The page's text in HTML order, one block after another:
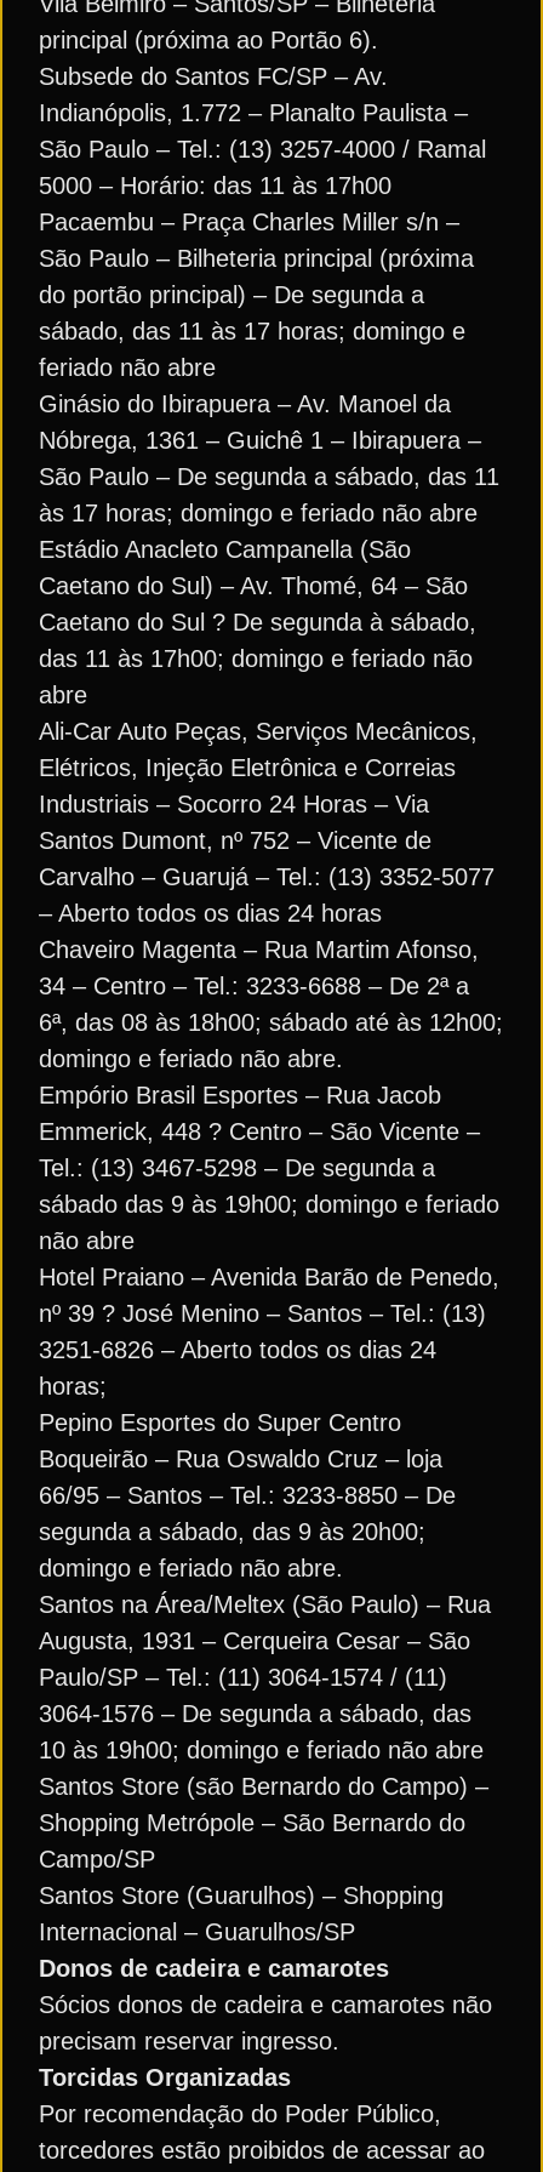
principal (próxima ao Portão 6).
Subsede do Santos FC/SP – Av.
Indianópolis, 1.772 – Planalto Paulista –
São Paulo – Tel.: (13) 3257-4000 / Ramal
5000 – Horário: das 11 às 17h00
Pacaembu – Praça Charles Miller s/n –
São Paulo – Bilheteria principal (próxima
do portão principal) – De segunda a
sábado, das 11 às 17 horas; domingo e
feriado não abre
Ginásio do Ibirapuera – Av. Manoel da
Nóbrega, 1361 – Guichê 1 – Ibirapuera –
São Paulo – De segunda a sábado, das 11
às 17 horas; domingo e feriado não abre
Estádio Anacleto Campanella (São
Caetano do Sul) – Av. Thomé, 64 – São
Caetano do Sul ? De segunda à sábado,
das 11 às 17h00; domingo e feriado não
abre
Ali-Car Auto Peças, Serviços Mecânicos,
Elétricos, Injeção Eletrônica e Correias
Industriais – Socorro 24 Horas – Via
Santos Dumont, nº 752 – Vicente de
Carvalho – Guarujá – Tel.: (13) 3352-5077
– Aberto todos os dias 24 horas
Chaveiro Magenta – Rua Martim Afonso,
34 – Centro – Tel.: 3233-6688 – De 2ª a
6ª, das 08 às 18h00; sábado até às 12h00;
domingo e feriado não abre.
Empório Brasil Esportes – Rua Jacob
Emmerick, 448 ? Centro – São Vicente –
Tel.: (13) 3467-5298 – De segunda a
sábado das 9 às 19h00; domingo e feriado
não abre
Hotel Praiano – Avenida Barão de Penedo,
nº 39 ? José Menino – Santos – Tel.: (13)
3251-6826 – Aberto todos os dias 24
horas;
Pepino Esportes do Super Centro
Boqueirão – Rua Oswaldo Cruz – loja
66/95 – Santos – Tel.: 3233-8850 – De
segunda a sábado, das 9 às 20h00;
domingo e feriado não abre.
Santos na Área/Meltex (São Paulo) – Rua
Augusta, 1931 – Cerqueira Cesar – São
Paulo/SP – Tel.: (11) 3064-1574 / (11)
3064-1576 – De segunda a sábado, das
10 às 19h00; domingo e feriado não abre
Santos Store (são Bernardo do Campo) –
Shopping Metrópole – São Bernardo do
Campo/SP
Santos Store (Guarulhos) – Shopping
Internacional – Guarulhos/SP
Donos de cadeira e camarotes
Sócios donos de cadeira e camarotes não
precisam reservar ingresso.
Torcidas Organizadas
Por recomendação do Poder Público,
torcedores estão proibidos de acessar ao